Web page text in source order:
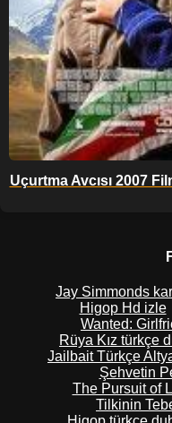
Uçurtma Avcısı 2007
Jay Simmonds
Higop Hd izle
Wanted:
Rüya Kız türkçe
Jailbait Türkçe
Şehvetin
The Pursuit of
Tilkinin